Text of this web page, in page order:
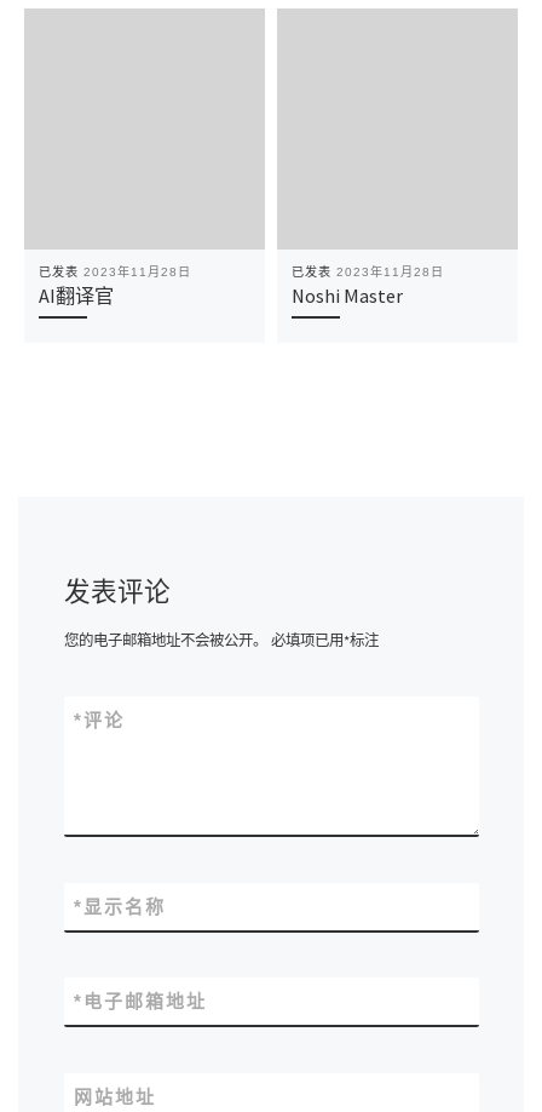
已发表 2023年11月28日
AI翻译官
已发表 2023年11月28日
Noshi Master
发表评论
您的电子邮箱地址不会被公开。 必填项已用*标注
评论
*
显示名称
*
电子邮箱地址
*
网站地址